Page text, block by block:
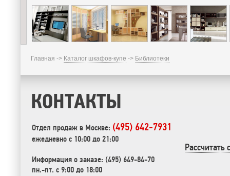
Главная -> Каталог шкафов-купе -> Библиотеки
КОНТАКТЫ
Отдел продаж в Москве: (495) 642-7931
ежедневно с 10:00 до 21:00
Информация о заказе: (495) 649-84-70
пн.-пт. с 9:00 до 18:00